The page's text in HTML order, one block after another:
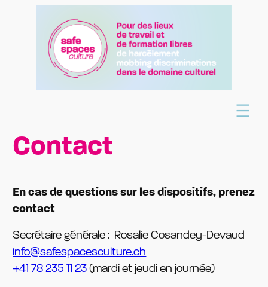
Contact
En cas de questions sur les dispositifs, prenez
contact
Secrétaire générale : Rosalie Cosandey-Devaud
info@safespacesculture.ch
+41 78 235 11 23 (mardi et jeudi en journée)